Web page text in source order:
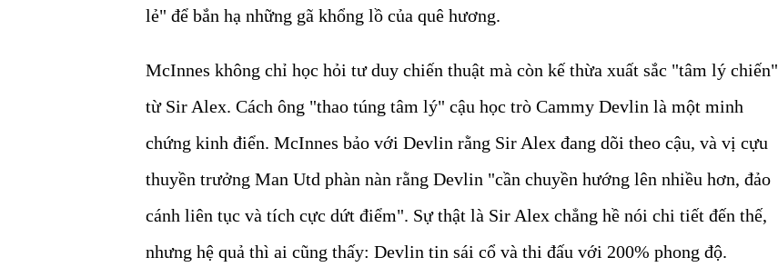
lẻ" để bắn hạ những gã khổng lồ của quê hương.
McInnes không chỉ học hỏi tư duy chiến thuật mà còn kế thừa xuất sắc "tâm lý chiến"
từ Sir Alex. Cách ông "thao túng tâm lý" cậu học trò Cammy Devlin là một minh
chứng kinh điển. McInnes bảo với Devlin rằng Sir Alex đang dõi theo cậu, và vị cựu
thuyền trưởng Man Utd phàn nàn rằng Devlin "cần chuyền hướng lên nhiều hơn, đảo
cánh liên tục và tích cực dứt điểm". Sự thật là Sir Alex chẳng hề nói chi tiết đến thế,
nhưng hệ quả thì ai cũng thấy: Devlin tin sái cổ và thi đấu với 200% phong độ.